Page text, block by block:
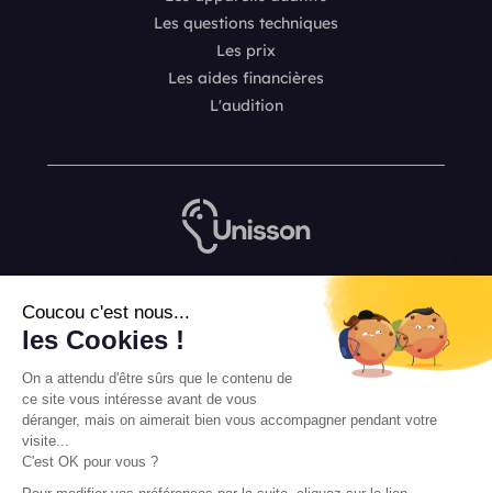
Coucou c'est nous...
les Cookies !
On a attendu d'être sûrs que le contenu de
ce site vous intéresse avant de vous
déranger, mais on aimerait bien vous accompagner pendant votre
visite...
C'est OK pour vous ?
Les questions techniques
Les prix
Les aides financières
L'audition
L’équipe de rédaction Unisson
Conditions Générales de Vente